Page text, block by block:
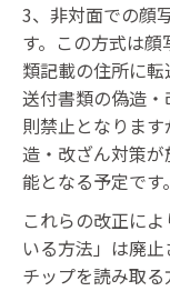
3、非対面での顔
す。この方式は
類記載の住所に転
送付書類の偽造
則禁止となりま
造・改ざん対策
能となる予定です。
これらの改正に
いる方法」は廃
チップを読み取る